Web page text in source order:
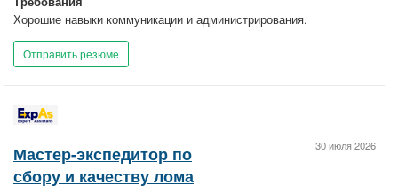
Хорошие навыки коммуникации и администрирования.
Отправить резюме
30 июля 2026
Мастер-экспедитор по
сбору и качеству лома